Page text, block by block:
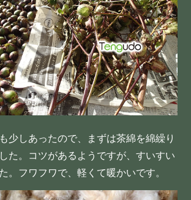
少しあったので、まずは茶綿を綿繰り
た。コツがあるようですが、すいすい
。フワフワで、軽くて暖かいです。